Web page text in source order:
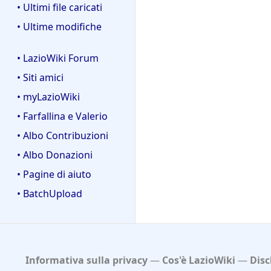
• Ultimi file caricati
• Ultime modifiche
• LazioWiki Forum
• Siti amici
• myLazioWiki
• Farfallina e Valerio
• Albo Contribuzioni
• Albo Donazioni
• Pagine di aiuto
• BatchUpload
Informativa sulla privacy Cos'è LazioWiki